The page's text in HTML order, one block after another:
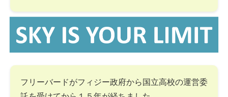
フリーバードがフィジー政府から国立高校の運営委